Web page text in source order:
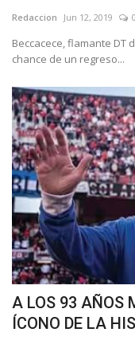
Redaccion Jun 12, 2019 0
Beccacece, flamante DT
chance de un regreso...
A LOS 93 AÑOS
ÍCONO DE LA